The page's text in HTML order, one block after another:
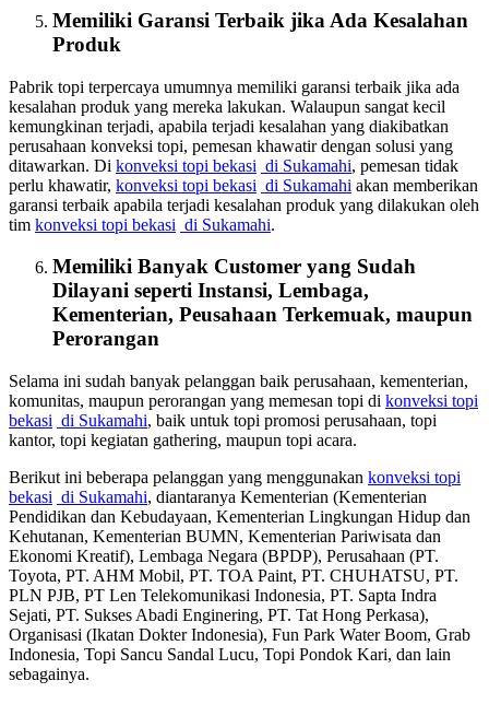
Memiliki Garansi Terbaik jika Ada Kesalahan
Produk
Pabrik topi terpercaya umumnya memiliki garansi terbaik jika ada
kesalahan produk yang mereka lakukan. Walaupun sangat kecil
kemungkinan terjadi, apabila terjadi kesalahan yang diakibatkan
perusahaan konveksi topi, pemesan khawatir dengan solusi yang
ditawarkan. Di konveksi topi bekasi di Sukamahi, pemesan tidak
perlu khawatir, konveksi topi bekasi di Sukamahi akan memberikan
garansi terbaik apabila terjadi kesalahan produk yang dilakukan oleh
tim konveksi topi bekasi di Sukamahi.
Memiliki Banyak Customer yang Sudah
Dilayani seperti Instansi, Lembaga,
Kementerian, Peusahaan Terkemuak, maupun
Perorangan
Selama ini sudah banyak pelanggan baik perusahaan, kementerian,
komunitas, maupun perorangan yang memesan topi di konveksi topi
bekasi di Sukamahi, baik untuk topi promosi perusahaan, topi
kantor, topi kegiatan gathering, maupun topi acara.
Berikut ini beberapa pelanggan yang menggunakan konveksi topi
bekasi di Sukamahi, diantaranya Kementerian (Kementerian
Pendidikan dan Kebudayaan, Kementerian Lingkungan Hidup dan
Kehutanan, Kementerian BUMN, Kementerian Pariwisata dan
Ekonomi Kreatif), Lembaga Negara (BPDP), Perusahaan (PT.
Toyota, PT. AHM Mobil, PT. TOA Paint, PT. CHUHATSU, PT.
PLN PJB, PT Len Telekomunikasi Indonesia, PT. Sapta Indra
Sejati, PT. Sukses Abadi Enginering, PT. Tat Hong Perkasa),
Organisasi (Ikatan Dokter Indonesia), Fun Park Water Boom, Grab
Indonesia, Topi Sancu Sandal Lucu, Topi Pondok Kari, dan lain
sebagainya.